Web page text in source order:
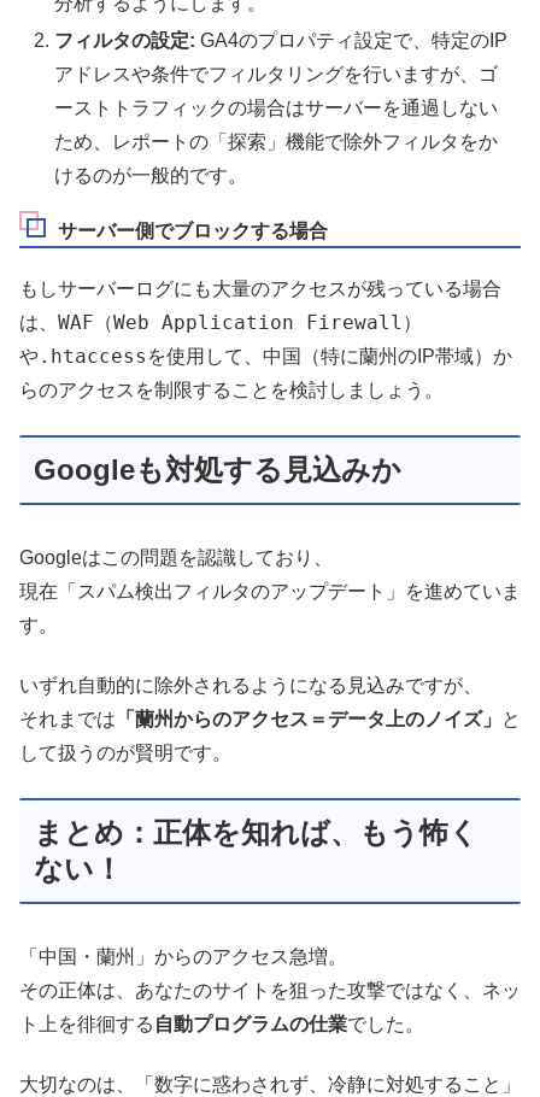
フィルタの設定: GA4のプロパティ設定で、特定のIP
アドレスや条件でフィルタリングを行いますが、ゴ
ーストトラフィックの場合はサーバーを通過しない
ため、レポートの「探索」機能で除外フィルタをか
けるのが一般的です。
サーバー側でブロックする場合
もしサーバーログにも大量のアクセスが残っている場合
は、 WAF（Web Application Firewall）
や.htaccess を使用して、中国（特に蘭州のIP帯域）か
らのアクセスを制限することを検討しましょう。
Googleも対処する見込みか
Googleはこの問題を認識しており、
現在「スパム検出フィルタのアップデート」を進めていま
す。
いずれ自動的に除外されるようになる見込みですが、
それまでは 「蘭州からのアクセス＝データ上のノイズ」
と
して扱うのが賢明です。
まとめ：正体を知れば、もう怖く
ない！
「中国・蘭州」からのアクセス急増。
その正体は、あなたのサイトを狙った攻撃ではなく、ネッ
ト上を徘徊する 自動プログラムの仕業でした。
大切なのは、「数字に惑わされず、冷静に対処すること」